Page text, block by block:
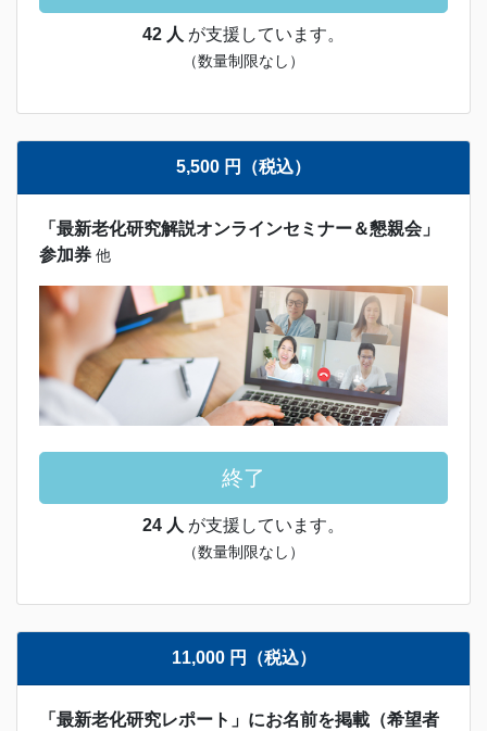
42 人 が支援しています。
（数量制限なし）
5,500 円（税込）
「最新老化研究解説オンラインセミナー＆懇親会」
参加券 他
終了
24 人 が支援しています。
（数量制限なし）
11,000 円（税込）
「最新老化研究レポート」にお名前を掲載（希望者